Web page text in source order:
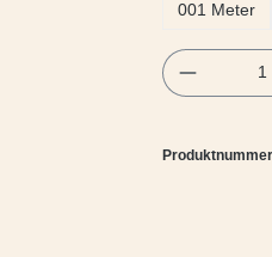
001 Meter
Produkt